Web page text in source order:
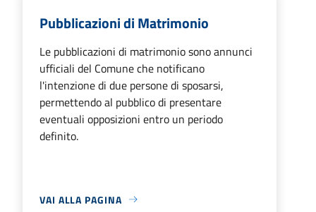
Pubblicazioni di Matrimonio
Le pubblicazioni di matrimonio sono annunci
ufficiali del Comune che notificano
l'intenzione di due persone di sposarsi,
permettendo al pubblico di presentare
eventuali opposizioni entro un periodo
definito.
VAI ALLA PAGINA